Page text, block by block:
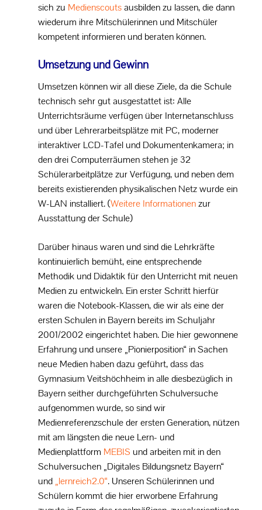
sich zu Medienscoutsausbilden zu lassen, die dann
wiederum ihre Mitschülerinnen und Mitschüler
kompetent informieren und beraten können.
Umsetzung und Gewinn
Umsetzen können wir all diese Ziele, da die Schule
technisch sehr gut ausgestattet ist: Alle
Unterrichtsräume verfügen über Internetanschluss
und über Lehrerarbeitsplätze mit PC, moderner
interaktiver LCD-Tafel und Dokumentenkamera; in
den drei Computerräumen stehen je 32
Schülerarbeitplätze zur Verfügung, und neben dem
bereits existierenden physikalischen Netz wurde ein
W-LAN installiert. (Weitere Informationenzur
Ausstattung der Schule)
Darüber hinaus waren und sind die Lehrkräfte
kontinuierlich bemüht, eine entsprechende
Methodik und Didaktik für den Unterricht mit neuen
Medien zu entwickeln. Ein erster Schritt hierfür
waren die Notebook-Klassen, die wir als eine der
ersten Schulen in Bayern bereits im Schuljahr
2001/2002 eingerichtet haben. Die hier gewonnene
Erfahrung und unsere „Pionierposition“ in Sachen
neue Medien haben dazu geführt, dass das
Gymnasium Veitshöchheim in alle diesbezüglich in
Bayern seither durchgeführten Schulversuche
aufgenommen wurde, so sind wir
Medienreferenzschule der ersten Generation, nützen
mit am längsten die neue Lern- und
Medienplattform MEBIS und arbeiten mit in den
Schulversuchen „Digitales Bildungsnetz Bayern“
und „lernreich2.0“. Unseren Schülerinnen und
Schülern kommt die hier erworbene Erfahrung
SERVICE